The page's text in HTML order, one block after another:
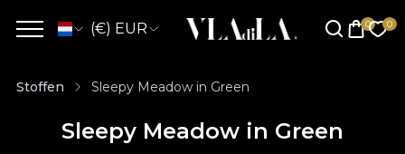
(€) EUR
Stoffen Sleepy Meadow in Green
Sleepy Meadow in Green